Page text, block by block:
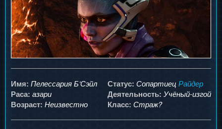
Имя: Пелессария Б’Сэйл
Раса: азари
Возраст: Неизвестно
Статус: Сопартиец Райдер
Деятельность: Учёный-изгой
Класс: Страж?